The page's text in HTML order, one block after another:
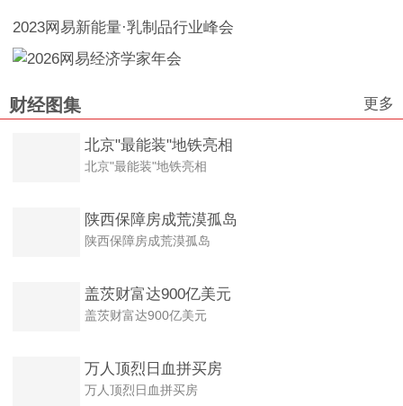
2023网易新能量·乳制品行业峰会
财经图集 更多
北京"最能装"地铁亮相
北京"最能装"地铁亮相
陕西保障房成荒漠孤岛
陕西保障房成荒漠孤岛
盖茨财富达900亿美元
盖茨财富达900亿美元
万人顶烈日血拼买房
万人顶烈日血拼买房